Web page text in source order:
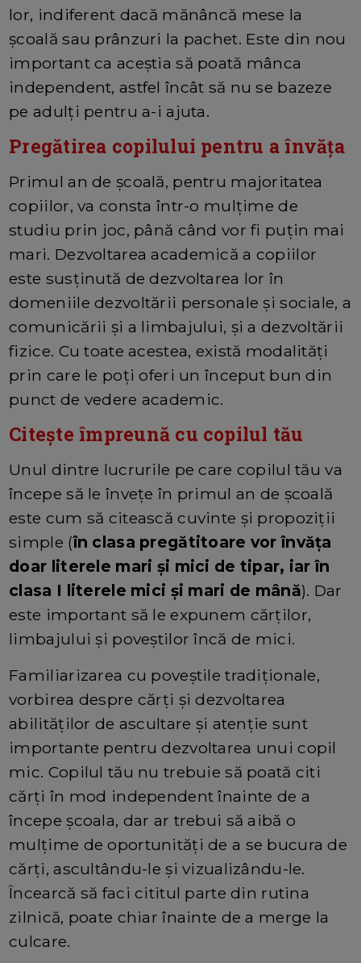
lor, indiferent dacă mănâncă mese la
școală sau prânzuri la pachet. Este din nou
important ca aceștia să poată mânca
independent, astfel încât să nu se bazeze
pe adulți pentru a-i ajuta.
Pregătirea copilului pentru a învăța
Primul an de școală, pentru majoritatea
copiilor, va consta într-o mulțime de
studiu prin joc, până când vor fi puțin mai
mari. Dezvoltarea academică a copiilor
este susținută de dezvoltarea lor în
domeniile dezvoltării personale și sociale, a
comunicării și a limbajului, și a dezvoltării
fizice. Cu toate acestea, există modalități
prin care le poți oferi un început bun din
punct de vedere academic.
Citește împreună cu copilul tău
Unul dintre lucrurile pe care copilul tău va
începe să le învețe în primul an de școală
este cum să citească cuvinte și propoziții
simple (în clasa pregătitoare vor învăța
doar literele mari și mici de tipar, iar în
clasa I literele mici și mari de mână). Dar
este important să le expunem cărților,
limbajului și poveștilor încă de mici.
Familiarizarea cu poveștile tradiționale,
vorbirea despre cărți și dezvoltarea
abilităților de ascultare și atenție sunt
importante pentru dezvoltarea unui copil
mic. Copilul tău nu trebuie să poată citi
cărți în mod independent înainte de a
începe școala, dar ar trebui să aibă o
mulțime de oportunități de a se bucura de
cărți, ascultându-le și vizualizându-le.
Încearcă să faci cititul parte din rutina
zilnică, poate chiar înainte de a merge la
culcare.